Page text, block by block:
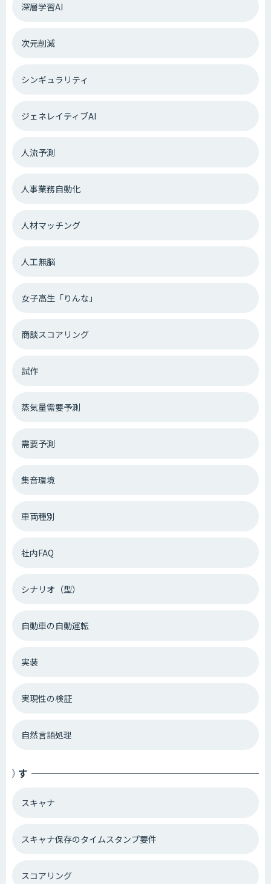
深層学習AI
次元削減
シンギュラリティ
ジェネレイティブAI
人流予測
人事業務自動化
人材マッチング
人工無脳
女子高生「りんな」
商談スコアリング
試作
蒸気量需要予測
需要予測
集音環境
車両種別
社内FAQ
シナリオ（型）
自動車の自動運転
実装
実現性の検証
自然言語処理
す
スキャナ
スキャナ保存のタイムスタンプ要件
スコアリング